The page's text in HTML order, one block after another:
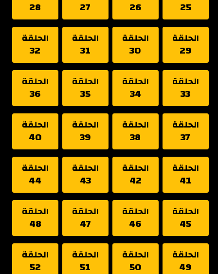
25
26
27
28
الحلقة
29
الحلقة
30
الحلقة
31
الحلقة
32
الحلقة
33
الحلقة
34
الحلقة
35
الحلقة
36
الحلقة
37
الحلقة
38
الحلقة
39
الحلقة
40
الحلقة
41
الحلقة
42
الحلقة
43
الحلقة
44
الحلقة
45
الحلقة
46
الحلقة
47
الحلقة
48
الحلقة
49
الحلقة
50
الحلقة
51
الحلقة
52